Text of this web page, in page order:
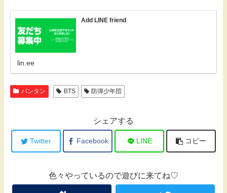
Add LINE friend
lin.ee
バンタン BTS 防弾少年団
シェアする
Twitter Facebook LINE コピー
色々やっているので遊びに来てね♡